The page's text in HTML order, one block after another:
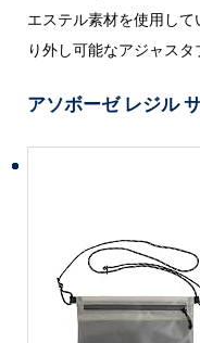
エステル素材を使用し
り外し可能なアジャスタ
アソボーゼ レジル